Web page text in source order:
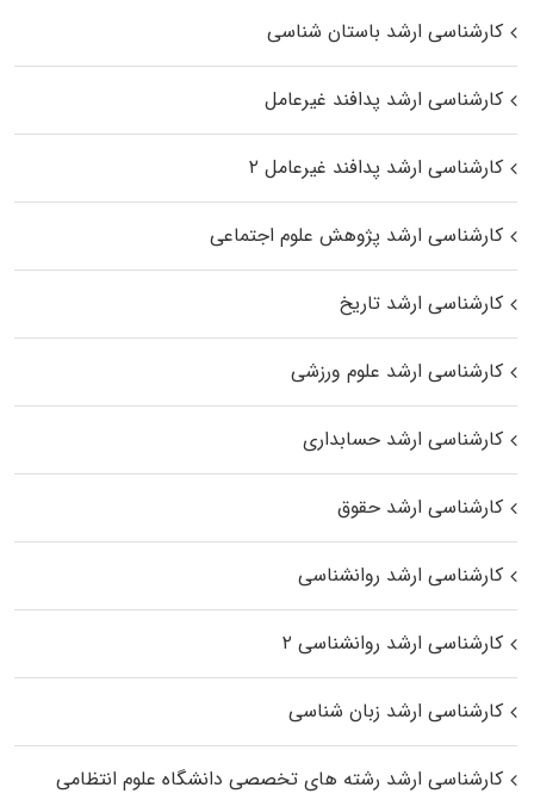
کارشناسی ارشد باستان شناسی
کارشناسی ارشد پدافند غیرعامل
کارشناسی ارشد پدافند غیرعامل ۲
کارشناسی ارشد پژوهش علوم اجتماعی
کارشناسی ارشد تاریخ
کارشناسی ارشد علوم ورزشی
کارشناسی ارشد حسابداری
کارشناسی ارشد حقوق
کارشناسی ارشد روانشناسی
کارشناسی ارشد روانشناسی ۲
کارشناسی ارشد زبان شناسی
کارشناسی ارشد رﺷﺘﻪ ﻫﺎی تخصصی داﻧﺸﮕﺎه ﻋﻠﻮم انتظامی